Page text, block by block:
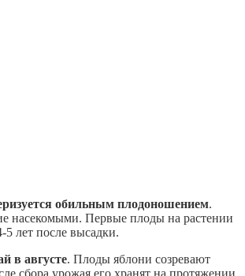
обильным плодоношением.
насекомыми. Первые плоды на растении
5 лет после высадки.
в августе. Плоды яблони созревают
сбора урожая его хранят на протяжении